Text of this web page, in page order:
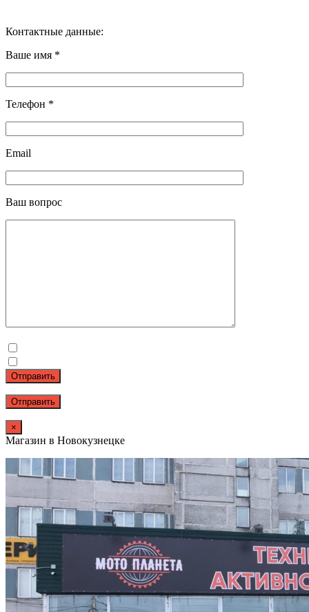
Контактные данные:
Ваше имя *
Телефон *
Email
Ваш вопрос
Отправить
×
Магазин в Новокузнецке